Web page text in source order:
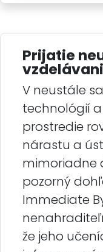
Prijatie
V neustále
technológií
prostredie
nárastu a
mimoriadne
pozorný
Immediate
že jeho